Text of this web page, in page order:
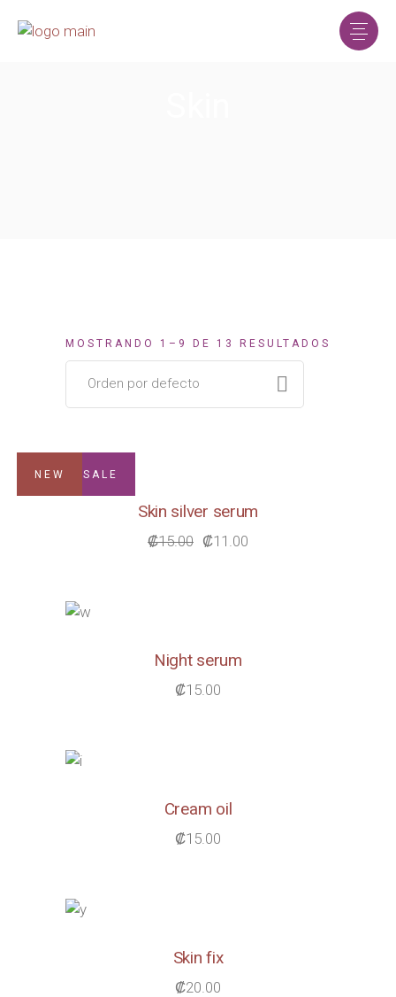
MOSTRANDO 1–9 DE 13 RESULTADOS
Orden por defecto
SALE
NEW
Skin silver serum
₡15.00 Original
₡11.00
Current
Night serum
₡15.00
Cream oil
₡15.00
Skin fix
₡20.00